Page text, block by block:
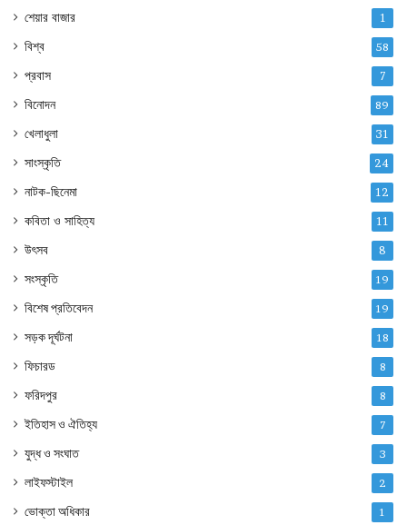
শেয়ার বাজার 1
বিশ্ব 58
প্রবাস 7
বিনোদন 89
খেলাধুলা 31
সাংস্কৃতি 24
নাটক-ছিনেমা 12
কবিতা ও সাহিত্য 11
উৎসব 8
সংস্কৃতি 19
বিশেষ প্রতিবেদন 19
সড়ক দূর্ঘটনা 18
ফিচারড 8
ফরিদপুর 8
ইতিহাস ও ঐতিহ্য 7
যুদ্ধ ও সংঘাত 3
লাইফস্টাইল 2
ভোক্তা অধিকার 1